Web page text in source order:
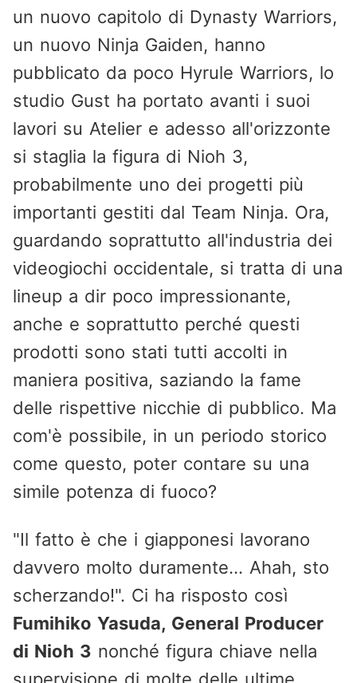
un nuovo capitolo di Dynasty Warriors,
un nuovo Ninja Gaiden, hanno
pubblicato da poco Hyrule Warriors, lo
studio Gust ha portato avanti i suoi
lavori su Atelier e adesso all'orizzonte
si staglia la figura di Nioh 3,
probabilmente uno dei progetti più
importanti gestiti dal Team Ninja. Ora,
guardando soprattutto all'industria dei
videogiochi occidentale, si tratta di una
lineup a dir poco impressionante,
anche e soprattutto perché questi
prodotti sono stati tutti accolti in
maniera positiva, saziando la fame
delle rispettive nicchie di pubblico. Ma
com'è possibile, in un periodo storico
come questo, poter contare su una
simile potenza di fuoco?
"Il fatto è che i giapponesi lavorano
davvero molto duramente... Ahah, sto
scherzando!". Ci ha risposto così
Fumihiko Yasuda, General Producer
di Nioh 3 nonché figura chiave nella